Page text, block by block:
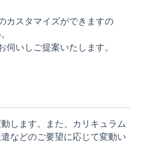
カスタマイズができますの
いしご提案いたします。
します。また、カリキュラム
などのご要望に応じて変動い